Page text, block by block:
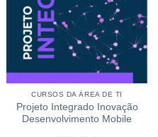
CURSOS DA ÁREA DE TI
Projeto Integrado Inovação
Desenvolvimento Mobile